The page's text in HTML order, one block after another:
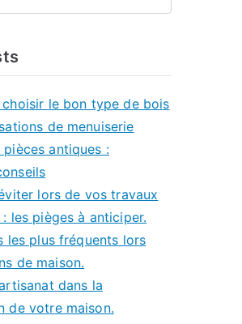
le bon type de bois
de menuiserie
pièces antiques :
lors de vos travaux
les pièges à anticiper.
les plus fréquents lors
de maison.
dans la
de votre maison.